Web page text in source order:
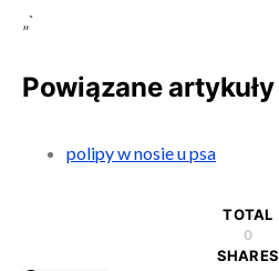
„`
Powiązane artykuły
polipy w nosie u psa
TOTAL
0
SHARES